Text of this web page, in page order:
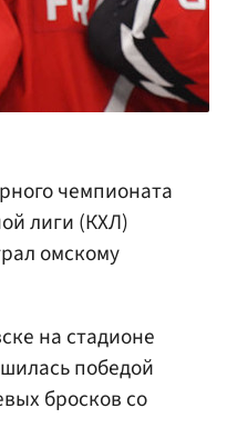
чемпионата
лиги (КХЛ)
омскому
на стадионе
победой
бросков со